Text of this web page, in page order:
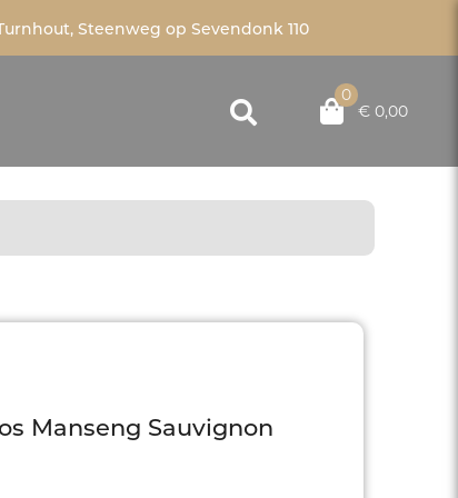
Steenweg op Sevendonk 110
0
€ 0,00
Manseng Sauvignon